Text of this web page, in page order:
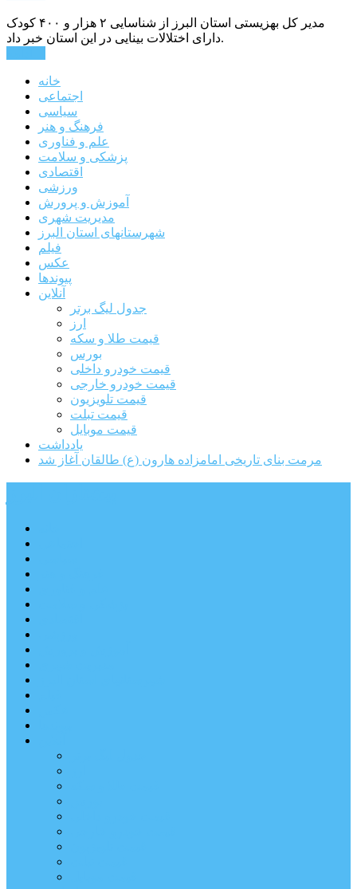
مدیر کل بهزیستی استان البرز از شناسایی ۲ هزار و ۴۰۰ کودک
دارای اختلالات بینایی در این استان خبر داد.
خانه
اجتماعی
سیاسی
فرهنگ و هنر
علم و فناوری
پزشکی و سلامت
اقتصادی
ورزشی
آموزش و پرورش
مدیریت شهری
شهرستانهای استان البرز
فیلم
عکس
پیوندها
آنلاین
جدول لیگ برتر
ارز
قیمت طلا و سکه
بورس
قیمت خودرو داخلی
قیمت خودرو خارجی
قیمت تلویزیون
قیمت تبلت
قیمت موبایل
یادداشت
مرمت بنای تاریخی امامزاده هارون (ع) طالقان آغاز شد